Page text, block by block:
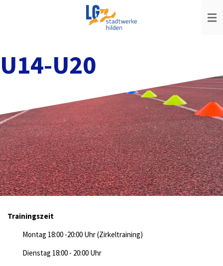
U14-U20
Trainingszeit
Montag 18:00 -20:00 Uhr (Zirkeltraining)
Dienstag 18:00 - 20:00 Uhr